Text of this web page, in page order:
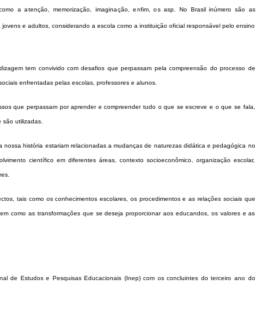
a atenção, memorização, imaginação, enfim, os asp.No Brasil inúmero são as
e adultos, considerando a escola como a instituição oficial responsável pelo ensino
tem convivido com desafios que perpassam pela compreensão do processo de
enfrentadas pelas escolas, professores e alunos.
que perpassam por aprender e compreender tudo o que se escreve e o que se fala,
utilizadas.
história estariam relacionadas a mudanças de naturezas didática e pedagógica no
científico em diferentes áreas, contexto socioeconômico, organização escolar,
tais como os conhecimentos escolares, os procedimentos e as relações sociais que
como as transformações que se deseja proporcionar aos educandos, os valores e as
de Estudos e Pesquisas Educacionais (Inep) com os concluintes do terceiro ano do